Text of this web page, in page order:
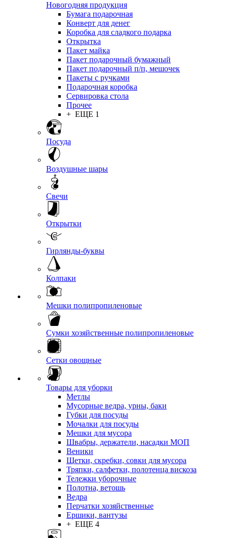
Новогодняя продукция
Бумага подарочная
Конверт для денег
Коробка для сладкого подарка
Открытка
Пакет майка
Пакет подарочный бумажный
Пакет подарочный п/п, мешочек
Пакеты с ручками
Подарочная коробка
Сервировка стола
Прочее
+ ЕЩЕ 1
Посуда
Воздушные шары
Свечи
Открытки
Гирлянды-буквы
Колпаки
Мешки полипропиленовые
Сумки хозяйственные полипропиленовые
Сетки овощные
Товары для уборки
Метлы
Мусорные ведра, урны, баки
Губки для посуды
Мочалки для посуды
Мешки для мусора
Швабры, держатели, насадки МОП
Веники
Щетки, скребки, совки для мусора
Тряпки, салфетки, полотенца вискоза
Тележки уборочные
Полотна, ветошь
Ведра
Перчатки хозяйственные
Ершики, вантузы
+ ЕЩЕ 4